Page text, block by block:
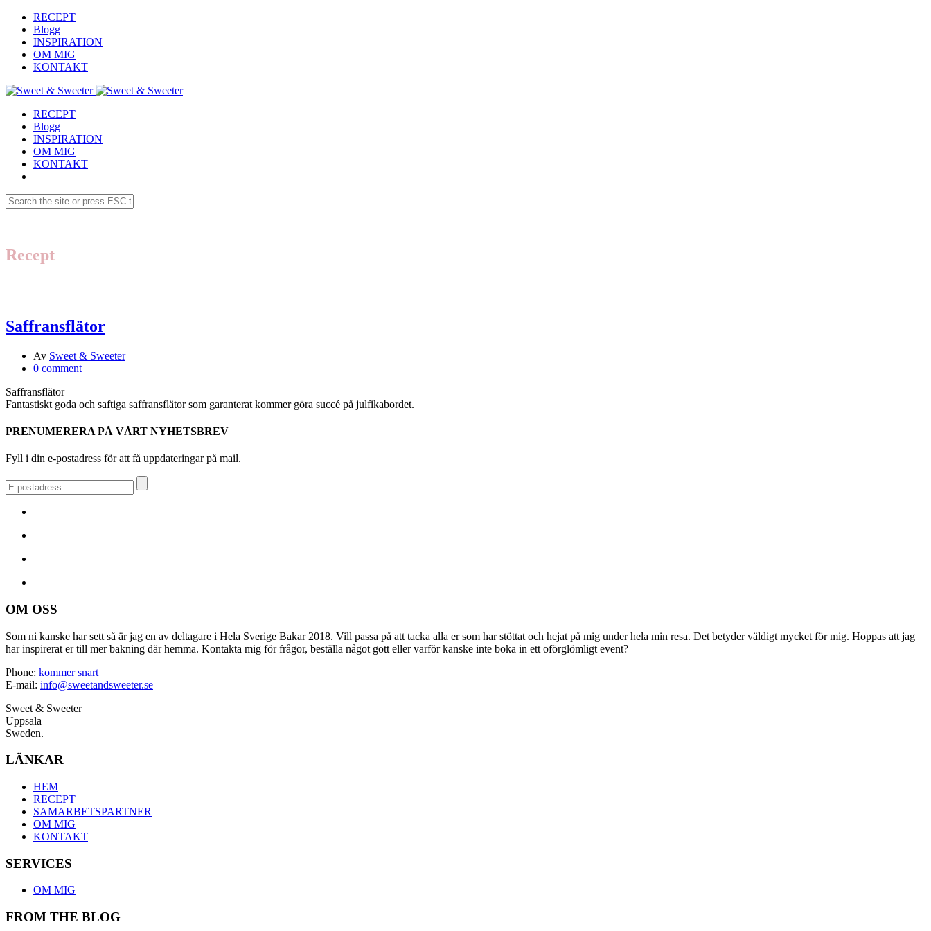
RECEPT
Blogg
INSPIRATION
OM MIG
KONTAKT
RECEPT
Blogg
INSPIRATION
OM MIG
KONTAKT
Recept
Saffransflätor
Av Sweet & Sweeter
0 comment
Saffransflätor
Fantastiskt goda och saftiga saffransflätor som garanterat kommer göra succé på julfikabordet.
PRENUMERERA PÅ VÅRT NYHETSBREV
Fyll i din e-postadress för att få uppdateringar på mail.
OM OSS
Som ni kanske har sett så är jag en av deltagare i Hela Sverige Bakar 2018. Vill passa på att tacka alla er som har stöttat och hejat på mig under hela min resa. Det betyder väldigt mycket för mig. Hoppas att jag
har inspirerat er till mer bakning där hemma. Kontakta mig för frågor, beställa något gott eller varför kanske inte boka in ett oförglömligt event?
Phone: kommer snart
E-mail: info@sweetandsweeter.se
Sweet & Sweeter
Uppsala
Sweden.
LÄNKAR
HEM
RECEPT
SAMARBETSPARTNER
OM MIG
KONTAKT
SERVICES
OM MIG
FROM THE BLOG